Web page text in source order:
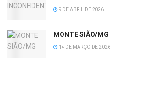
9 DE ABRIL DE 2026
MONTE SIÃO/MG
14 DE MARÇO DE 2026